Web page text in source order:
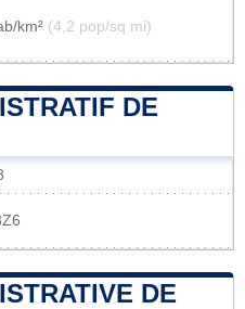
km² (4,2 pop/sq mi)
DE
DE